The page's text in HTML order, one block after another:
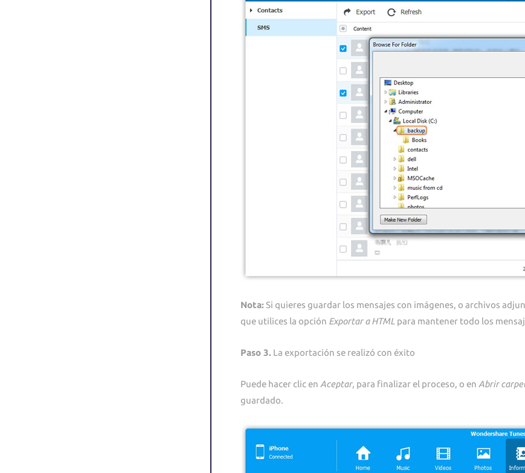
Nota: Si quieres guardar los mensajes con imágenes, o archivos
que utilices la opción Exportar a HTML para mantener todo los
Paso 3. La exportación se realizó con éxito
Puede hacer clic en Aceptar, para finalizar el proceso, o en Abrir
guardado.